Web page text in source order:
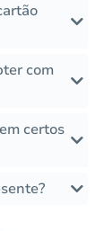
com
certos